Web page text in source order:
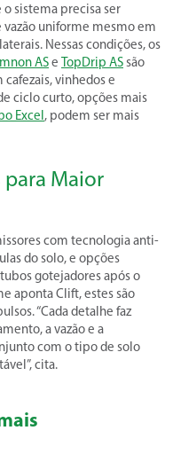
sistema precisa ser
uniforme mesmo em
Nessas condições, os
ASe TopDrip ASsão
vinhedos e
ciclo curto, opções mais
Excel, podem ser mais
para Maior
com tecnologia anti-
do solo, e opções
gotejadores após o
aponta Clift, estes são
“Cada detalhe faz
a vazão e a
com o tipo de solo
cita.